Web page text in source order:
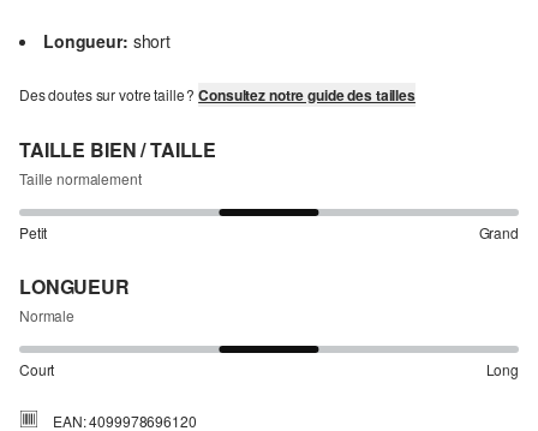
Longueur: short
Des doutes sur votre taille ?Consultez notre guide des tailles
TAILLE BIEN / TAILLE
Taille normalement
Petit Grand
LONGUEUR
Normale
Court Long
EAN: 4099978696120